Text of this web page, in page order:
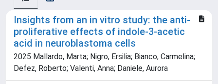
Insights from an in vitro study: the anti-
proliferative effects of indole-3-acetic
acid in neuroblastoma cells
2025 Mallardo, Marta; Nigro, Ersilia; Bianco, Carmelina;
Defez, Roberto; Valenti, Anna; Daniele, Aurora